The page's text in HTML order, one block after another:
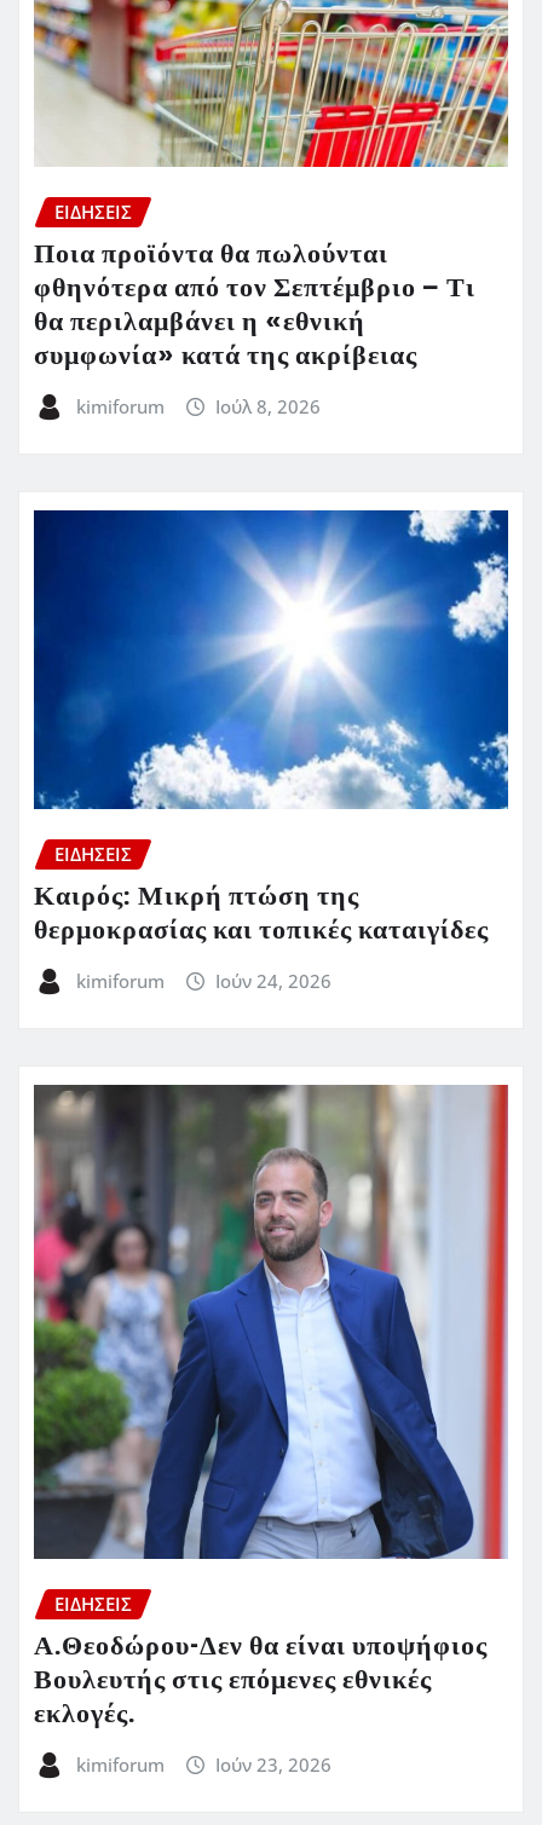
ΕΙΔΗΣΕΙΣ
Ποια προϊόντα θα πωλούνται
φθηνότερα από τον Σεπτέμβριο – Τι
θα περιλαμβάνει η «εθνική
συμφωνία» κατά της ακρίβειας
kimiforum Ιούλ 8, 2026
ΕΙΔΗΣΕΙΣ
Καιρός: Μικρή πτώση της
θερμοκρασίας και τοπικές καταιγίδες
kimiforum Ιούν 24, 2026
ΕΙΔΗΣΕΙΣ
Α.Θεοδώρου-Δεν θα είναι υποψήφιος
Βουλευτής στις επόμενες εθνικές
εκλογές.
kimiforum Ιούν 23, 2026